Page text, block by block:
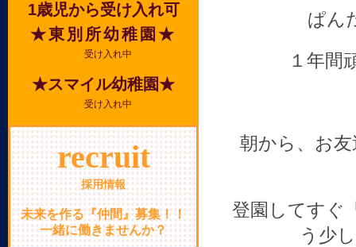
ぱん
１年間
朝から、お
登園してすぐ
う少
1歳児から受け入れ可
★東別所幼稚園★
受け入れ中
★スマイル幼稚園★
受け入れ中
recruit
採用情報
未来を作る『仲間』募集！！
一緒に働きませんか？